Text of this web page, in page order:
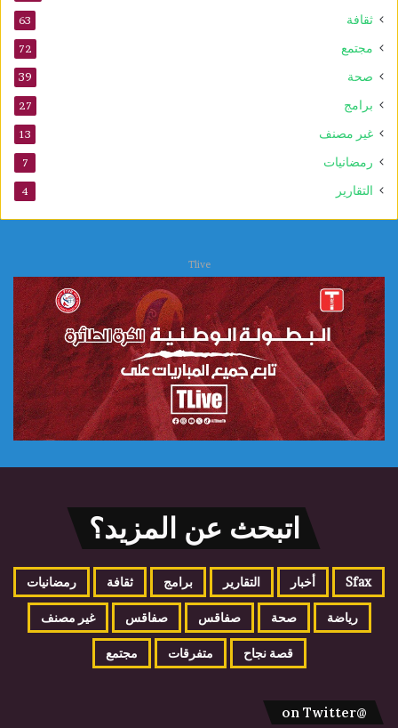
ثقافة 63
مجتمع 72
صحة 39
برامج 27
غير مصنف 13
رمضانيات 7
التقارير 4
Tlive
اتبحث عن المزيد؟
Sfax أخبار التقارير برامج ثقافة رمضانيات
رياضة صحة صفاقس صفاقس غير مصنف
قصة نجاح متفرقات مجتمع
@on Twitter